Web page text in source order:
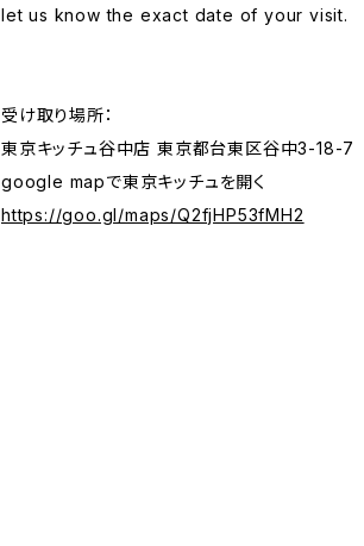
let us know the exact date of your visit.
受け取り場所：
東京キッチュ谷中店 東京都台東区谷中3-18-7
google mapで東京キッチュを開く
https://goo.gl/maps/Q2fjHP53fMH2